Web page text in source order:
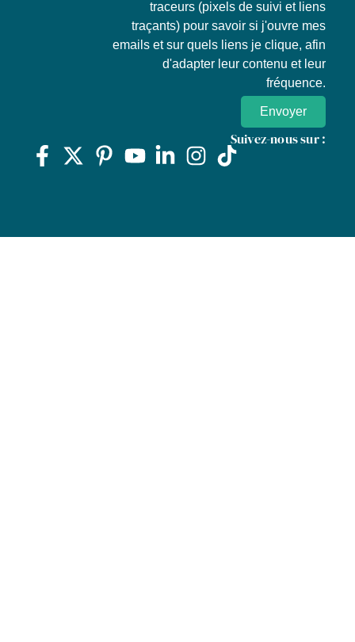
traceurs (pixels de suivi et liens
traçants) pour savoir si j'ouvre mes
emails et sur quels liens je clique, afin
d'adapter leur contenu et leur
fréquence.
Envoyer
Suivez-nous sur :